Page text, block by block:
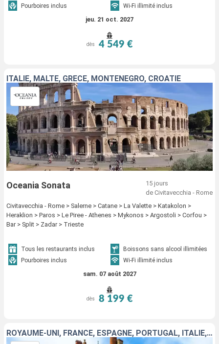
Pourboires inclus
Wi-Fi illimité inclus
jeu. 21 oct. 2027
dès 4 549 €
ITALIE, MALTE, GRÈCE, MONTÉNÉGRO, CROATIE
Oceania Sonata
15 jours
de Civitavecchia - Rome
Civitavecchia - Rome > Salerne > Catane > La Valette > Katakolon >
Heraklion > Paros > Le Piree - Athenes > Mykonos > Argostoli > Corfou >
Bar > Split > Zadar > Trieste
Tous les restaurants inclus
Boissons sans alcool illimitées
Pourboires inclus
Wi-Fi illimité inclus
sam. 07 août 2027
dès 8 199 €
ROYAUME-UNI, FRANCE, ESPAGNE, PORTUGAL, ITALIE, CROATIE, ALBANIE, GRÈCE, TURQUIE